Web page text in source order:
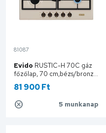
81087
Evido RUSTIC-H 70C gáz
főzőlap, 70 cm,bézs/bronz
HGR70C.1
81 900 Ft
5 munkanap
Kosárba